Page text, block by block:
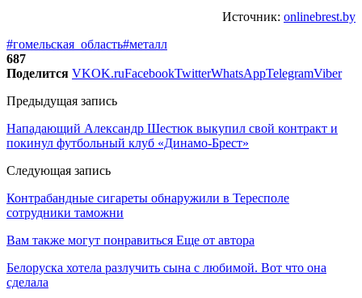
Источник: onlinebrest.by
#гомельская_область#металл
687
Поделится VKOK.ruFacebookTwitterWhatsAppTelegramViber
Предыдущая запись
Нападающий Александр Шестюк выкупил свой контракт и
покинул футбольный клуб «Динамо-Брест»
Следующая запись
Контрабандные сигареты обнаружили в Тересполе
сотрудники таможни
Вам также могут понравиться Еще от автора
Белоруска хотела разлучить сына с любимой. Вот что она
сделала